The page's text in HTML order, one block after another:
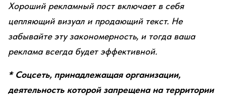
Хороший рекламный пост включает в себя
цепляющий визуал и продающий текст. Не
забывайте эту закономерность, и тогда ваша
реклама всегда будет эффективной.
* Соцсеть, принадлежащая организации,
деятельность которой запрещена на территории